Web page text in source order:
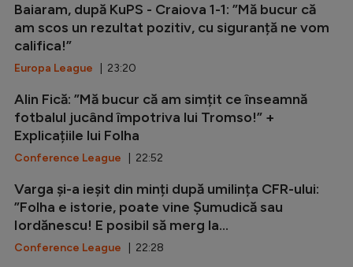
Baiaram, după KuPS - Craiova 1-1: ”Mă bucur că
am scos un rezultat pozitiv, cu siguranță ne vom
califica!”
Europa League | 23:20
Alin Fică: ”Mă bucur că am simțit ce înseamnă
fotbalul jucând împotriva lui Tromso!” +
Explicațiile lui Folha
Conference League | 22:52
Varga și-a ieșit din minți după umilința CFR-ului:
”Folha e istorie, poate vine Șumudică sau
Iordănescu! E posibil să merg la...
Conference League | 22:28